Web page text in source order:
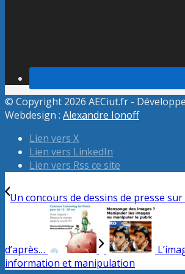
© Copyright 2026 AECiut.fr -
Webdesign : Alexandre Ionoff
Lien vers X
Lien vers LinkedIn
Lien vers Rss ce site
Un concours de dessins de presse
d’après…
information et manipulation